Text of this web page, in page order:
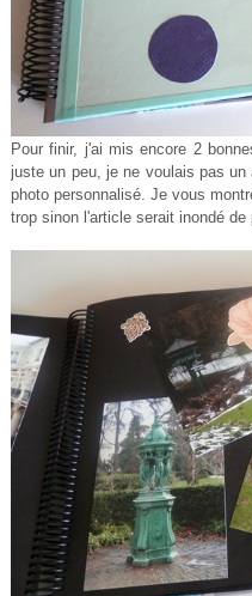
Pour finir, j'ai mis encore 2
juste un peu, je ne voulais pas un
photo personnalisé. Je vous montr
trop sinon l'article serait inondéde